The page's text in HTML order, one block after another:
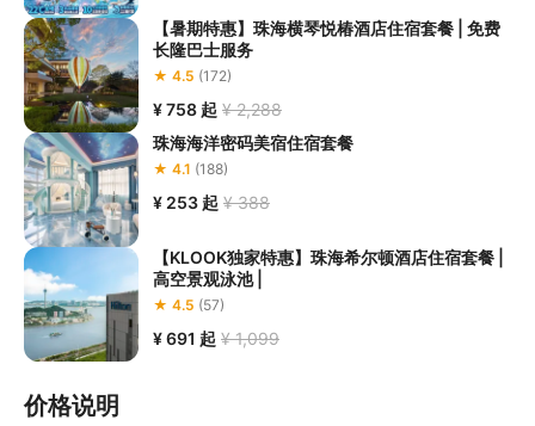
【暑期特惠】珠海横琴悦椿酒店住宿套餐 | 免费
长隆巴士服务
★ 4.5 (172)
¥ 758 起 ¥ 2,288
珠海海洋密码美宿住宿套餐
★ 4.1 (188)
¥ 253 起 ¥ 388
【KLOOK独家特惠】珠海希尔顿酒店住宿套餐 |
高空景观泳池 |
★ 4.5 (57)
¥ 691 起 ¥ 1,099
价格说明